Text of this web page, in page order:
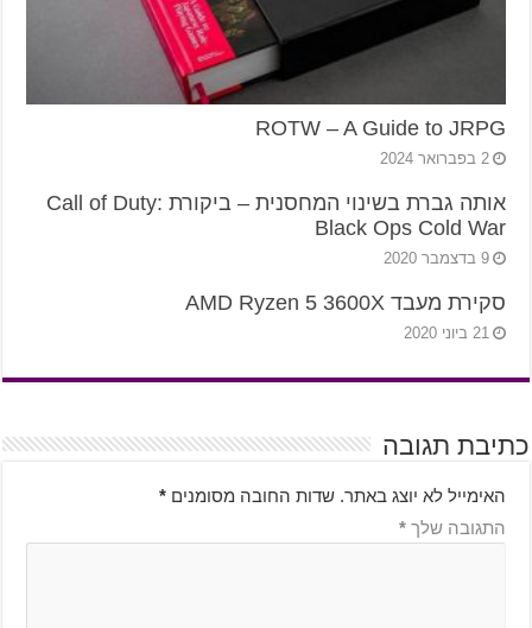
ROTW – A Guide to JRPG
2 בפברואר 2024
אותה גברת בשינוי המחסנית – ביקורת Call of Duty:
Black Ops Cold War
9 בדצמבר 2020
סקירת מעבד AMD Ryzen 5 3600X
21 ביוני 2020
כתיבת תגובה
האימייל לא יוצג באתר. שדות החובה מסומנים *
התגובה שלך *